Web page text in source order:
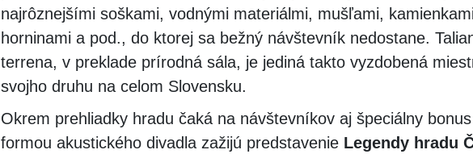
najrôznejšími soškami, vodnými materiálmi, mušľami,
horninami a pod., do ktorej sa bežný návštevník nedostane.
terrena, v preklade prírodná sála, je jediná takto vyzdobená
svojho druhu na celom Slovensku.
Okrem prehliadky hradu čaká na návštevníkov aj špeciálny
formou akustického divadla zažijú predstavenie Legendy hradu